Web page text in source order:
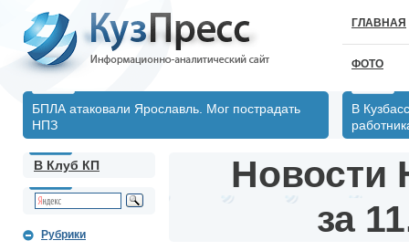
ГЛАВНАЯ
ФОТО
БПЛА атаковали Ярославль. Мог пострадать
НПЗ
В
В Клуб КП
Рубрики
Новости
за